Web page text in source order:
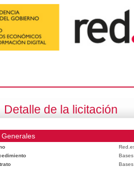
Detalle de la licitación
Bases
Bases